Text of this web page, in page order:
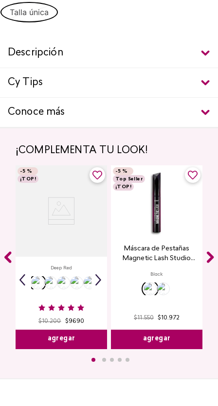
Talla única
Descripción
Cy Tips
Conoce más
¡COMPLEMENTA TU LOOK!
-5 %
¡TOP!
Deep Red
$10.200 $9690
agregar
-5 %
Top Seller
¡TOP!
Máscara de Pestañas
Magnetic Lash Studio
Black
$11.550 $ 10.972
agregar